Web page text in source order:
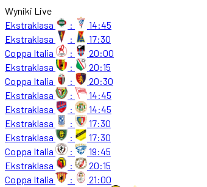
Wyniki Live
Ekstraklasa
:
14:45
Ekstraklasa
:
17:30
Coppa Italia
:
20:00
Ekstraklasa
:
20:15
Coppa Italia
:
20:30
Ekstraklasa
:
14:45
Ekstraklasa
:
14:45
Ekstraklasa
:
17:30
Ekstraklasa
:
17:30
Coppa Italia
:
19:45
Ekstraklasa
:
20:15
Coppa Italia
:
21:00